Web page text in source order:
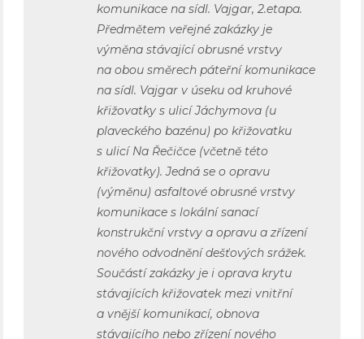
komunikace na sídl. Vajgar, 2.etapa.
Předmětem veřejné zakázky je
výměna stávající obrusné vrstvy
na obou směrech páteřní komunikace
na sídl. Vajgar v úseku od kruhové
křižovatky s ulicí Jáchymova (u
plaveckého bazénu) po křižovatku
s ulicí Na Řečičce (včetně této
křižovatky). Jedná se o opravu
(výměnu) asfaltové obrusné vrstvy
komunikace s lokální sanací
konstrukční vrstvy a opravu a zřízení
nového odvodnění dešťových srážek.
Součástí zakázky je i oprava krytu
stávajících křižovatek mezi vnitřní
a vnější komunikací, obnova
stávajícího nebo zřízení nového